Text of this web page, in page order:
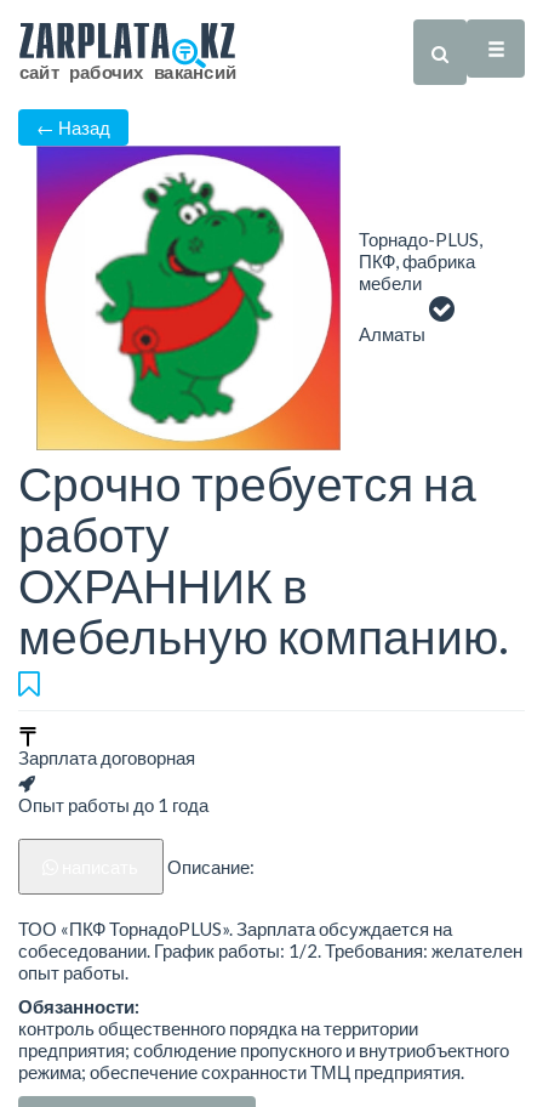
← Назад
Торнадо-PLUS,
ПКФ, фабрика
мебели
Алматы
Срочно требуется на
работу
ОХРАННИК в
мебельную компанию.
Зарплата договорная
Опыт работы до 1 года
Описание:
ТОО «ПКФ ТорнадоPLUS». Зарплата обсуждается на
собеседовании. График работы: 1/2. Требования: желателен
опыт работы.
Обязанности:
контроль общественного порядка на территории
предприятия; соблюдение пропускного и внутриобъектного
режима; обеспечение сохранности ТМЦ предприятия.